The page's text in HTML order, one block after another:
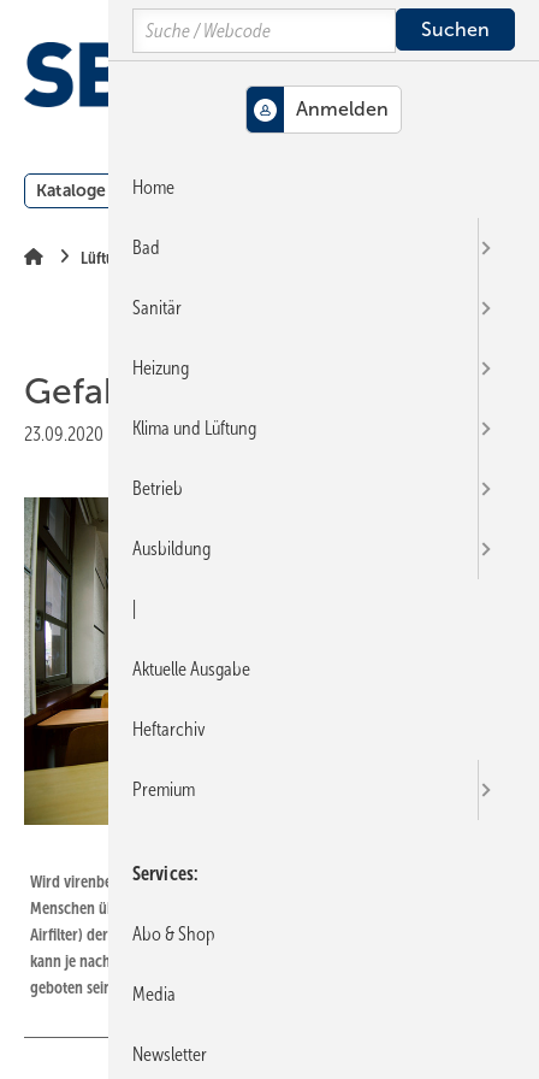
Hauptinhalt
Hauptmenü
SiteSearch
Kataloge Meldungen
Lüftung + Klima
Gefahr von oben?
23.09.2020 Veröffentlicht inAusgabe 13-2020
Wird virenbelastete Atemluft durch die Luftführung der Anlage auf andere
Menschen übertragen, haben selbst HEPA-Filter (High Efficiency Particulate
Airfilter) der Klasse H14 keine Wirkung. Ein Abschalten der Lüftungsanlage
kann je nach System und Nutzungsart des Gebäudes oder der Wohnung
geboten sein.
Search
Home
Bad
Sanitär
Heizung
Klima und Lüftung
Betrieb
Ausbildung
Aktuelle Ausgabe
Heftarchiv
Premium
Services
Abo & Shop
Media
Newsletter